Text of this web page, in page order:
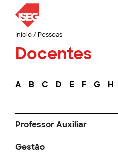
Início/ Pessoas
Docentes
A B C D E F G H
Professor Auxiliar
Gestão